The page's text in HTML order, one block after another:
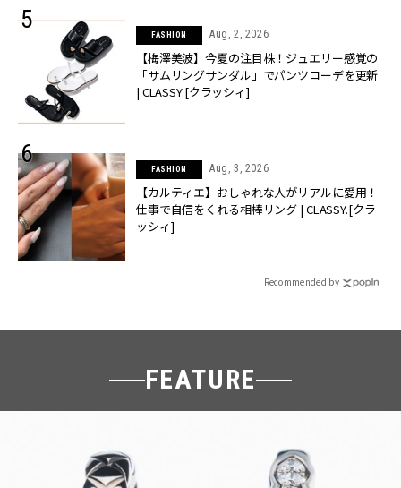
FASHION Aug, 2, 2026
【梅澤美波】今夏の注目株！ジュエリー感覚の
「サムリングサンダル」でパンツコーデを更新
| CLASSY.[クラッシィ]
FASHION Aug, 3, 2026
【カルティエ】おしゃれな人がリアルに愛用！
仕事で自信をくれる相棒リング | CLASSY.[クラ
ッシィ]
Recommended by
FEATURE